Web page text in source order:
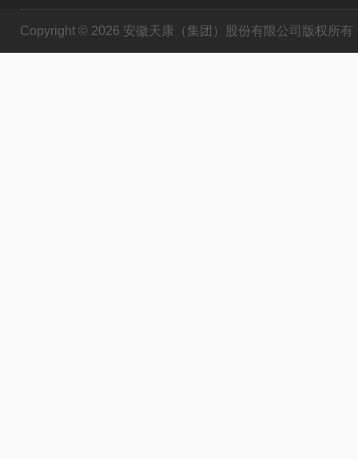
Copyright © 2026 安徽天康（集团）股份有限公司版权所有